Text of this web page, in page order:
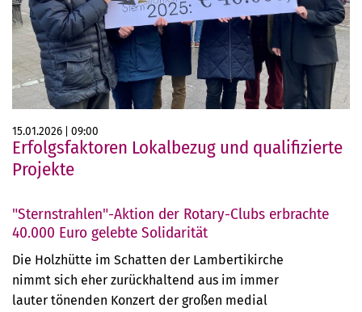
15.01.2026 09:00
Erfolgsfaktoren Lokalbezug und qualifizierte
Projekte
"Sternstrahlen"-Aktion der Rotary-Clubs erbrachte
40.000 Euro gelebte Solidarität
Die Holzhütte im Schatten der Lambertikirche
nimmt sich eher zurückhaltend aus im immer
lauter tönenden Konzert der großen medial